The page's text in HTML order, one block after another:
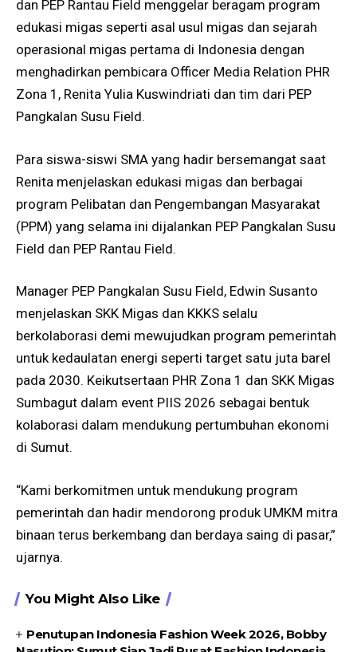
dan PEP Rantau Field menggelar beragam program
edukasi migas seperti asal usul migas dan sejarah
operasional migas pertama di Indonesia dengan
menghadirkan pembicara Officer Media Relation PHR
Zona 1, Renita Yulia Kuswindriati dan tim dari PEP
Pangkalan Susu Field.
Para siswa-siswi SMA yang hadir bersemangat saat
Renita menjelaskan edukasi migas dan berbagai
program Pelibatan dan Pengembangan Masyarakat
(PPM) yang selama ini dijalankan PEP Pangkalan Susu
Field dan PEP Rantau Field.
Manager PEP Pangkalan Susu Field, Edwin Susanto
menjelaskan SKK Migas dan KKKS selalu
berkolaborasi demi mewujudkan program pemerintah
untuk kedaulatan energi seperti target satu juta barel
pada 2030. Keikutsertaan PHR Zona 1 dan SKK Migas
Sumbagut dalam event PIIS 2026 sebagai bentuk
kolaborasi dalam mendukung pertumbuhan ekonomi
di Sumut.
“Kami berkomitmen untuk mendukung program
pemerintah dan hadir mendorong produk UMKM mitra
binaan terus berkembang dan berdaya saing di pasar,”
ujarnya.
You Might Also Like
Penutupan Indonesia Fashion Week 2026, Bobby